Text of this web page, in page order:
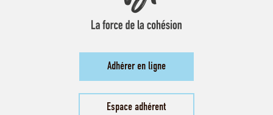
Adhérer en ligne
Espace adhérent